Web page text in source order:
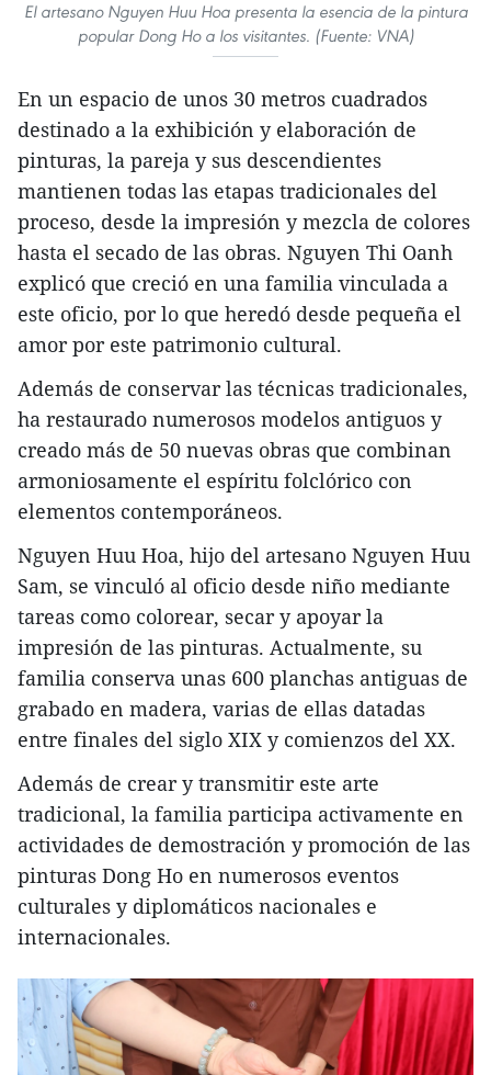
El artesano Nguyen Huu Hoa presenta la esencia de la pintura
popular Dong Ho a los visitantes. (Fuente: VNA)
En un espacio de unos 30 metros cuadrados
destinado a la exhibición y elaboración de
pinturas, la pareja y sus descendientes
mantienen todas las etapas tradicionales del
proceso, desde la impresión y mezcla de colores
hasta el secado de las obras. Nguyen Thi Oanh
explicó que creció en una familia vinculada a
este oficio, por lo que heredó desde pequeña el
amor por este patrimonio cultural.
Además de conservar las técnicas tradicionales,
ha restaurado numerosos modelos antiguos y
creado más de 50 nuevas obras que combinan
armoniosamente el espíritu folclórico con
elementos contemporáneos.
Nguyen Huu Hoa, hijo del artesano Nguyen Huu
Sam, se vinculó al oficio desde niño mediante
tareas como colorear, secar y apoyar la
impresión de las pinturas. Actualmente, su
familia conserva unas 600 planchas antiguas de
grabado en madera, varias de ellas datadas
entre finales del siglo XIX y comienzos del XX.
Además de crear y transmitir este arte
tradicional, la familia participa activamente en
actividades de demostración y promoción de las
pinturas Dong Ho en numerosos eventos
culturales y diplomáticos nacionales e
internacionales.